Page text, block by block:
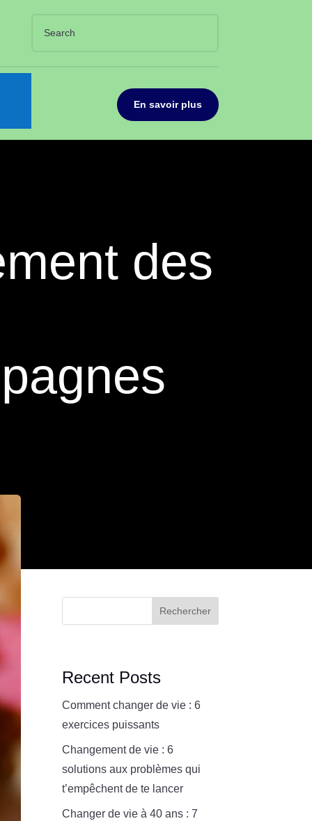
En savoir plus
des
Rechercher
Recent Posts
Comment changer de vie : 6
exercices puissants
Changement de vie : 6
solutions aux problèmes qui
t’empêchent de te lancer
Changer de vie à 40 ans : 7